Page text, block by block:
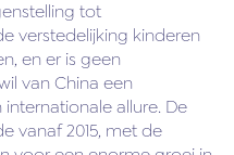
tot
verstedelijking kinderen
en er is geen
van China een
allure. De
vanaf 2015, met de